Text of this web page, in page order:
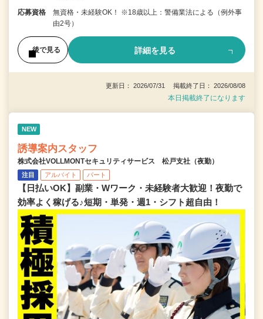
応募資格
無資格・未経験OK！ ※18歳以上：警備業法による（例外事
由2号）
後で見る 詳細を見る
更新日： 2026/07/31 掲載終了日： 2026/08/08
本日掲載終了になります
NEW
誘導案内スタッフ
株式会社VOLLMONTセキュリティサービス 松戸支社（夜勤）
注目 アルバイト パート
【日払いOK】副業・Wワーク・未経験者大歓迎！夜勤で
効率よく稼げる♪短期・単発・週1・シフト超自由！